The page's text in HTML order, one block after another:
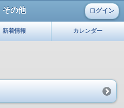
その他 ログイン
新着情報 カレンダー